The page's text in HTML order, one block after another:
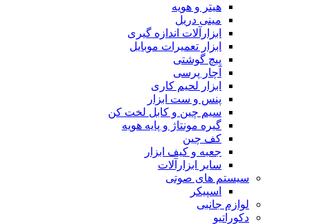
هیتر و هویه
مینی دریل
ابزارآلات اندازه گیری
ابزار تعمیرات موبایل
پیچ گوشتی
آچار پرسی
ابزار لحیم کاری
پنس و ست ابزار
سیم چین و کابل لخت کن
گیره مونتاژ و پایه هویه
کف چین
جعبه و کیف ابزار
سایر ابزارآلات
سیستم های صوتی
اسپیکر
لوازم جانبی
دکوراتیو